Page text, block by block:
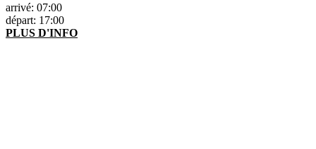
arrivé: 07:00
départ: 17:00
PLUS D'INFO